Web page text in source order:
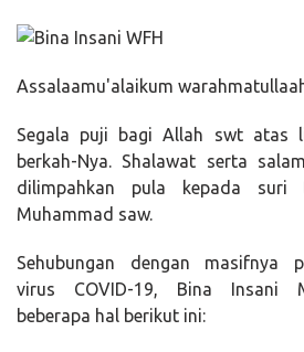
Assalaamu'alaikum
Segala puji bagi Allah swt atas
berkah-Nya. Shalawat serta
dilimpahkan pula kepada suri
Muhammad saw.
Sehubungan dengan masifnya
virus COVID-19, Bina Insani
beberapa hal berikut ini: